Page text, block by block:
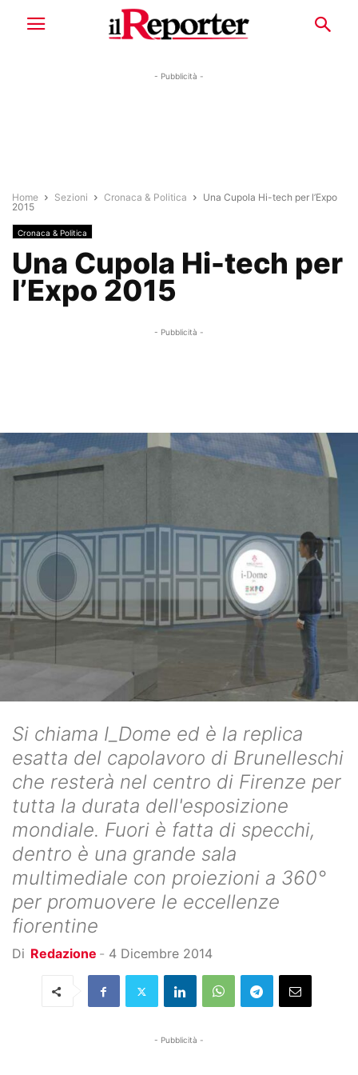
- Pubblicità -
Home Sezioni Cronaca & Politica
Una Cupola Hi-tech per l’Expo
2015
Cronaca & Politica
Una Cupola Hi-tech per
l’Expo 2015
- Pubblicità -
Si chiama I_Dome ed è la replica
esatta del capolavoro di Brunelleschi
che resterà nel centro di Firenze per
tutta la durata dell'esposizione
mondiale. Fuori è fatta di specchi,
dentro è una grande sala
multimediale con proiezioni a 360°
per promuovere le eccellenze
fiorentine
Di Redazione - 4 Dicembre 2014
- Pubblicità -